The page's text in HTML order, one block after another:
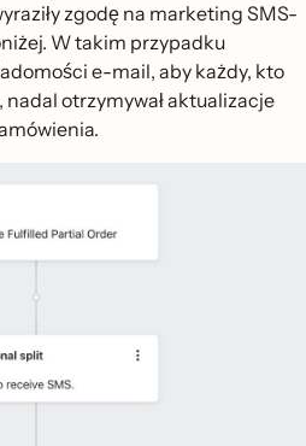
zgodę na marketing SMS-
W takim przypadku
e-mail, aby każdy, kto
nadal otrzymywał aktualizacje